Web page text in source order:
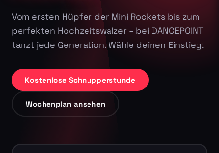
Vom ersten Hüpfer der Mini Rockets bis zum
perfekten Hochzeitswalzer – bei DANCEPOINT
tanzt jede Generation. Wähle deinen Einstieg:
Kostenlose Schnupperstunde
Wochenplan ansehen